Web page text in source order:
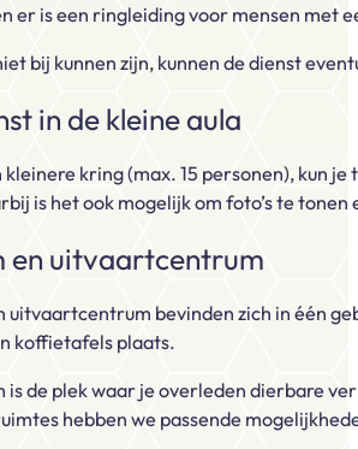
er is een ringleiding voor mensen met
bij kunnen zijn, kunnen de dienst
in de kleine aula
kring (max. 15 personen), kun
is het ook mogelijk om foto’s te tonen
en uitvaartcentrum
uitvaartcentrum bevinden zich in één
koffietafels plaats.
de plek waar je overleden dierbare
hebben we passende